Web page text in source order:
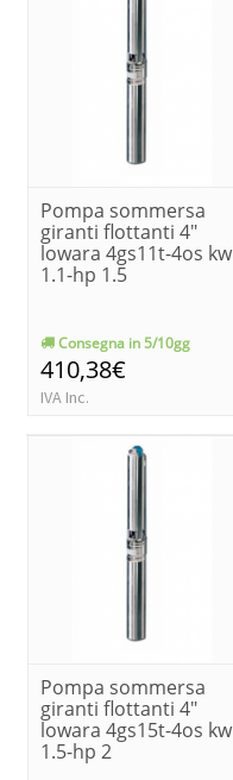
Pompa sommersa
giranti flottanti 4"
lowara 4gs11t-4os kw
1.1-hp 1.5
Consegna in 5/10gg
410,38€
IVA Inc.
Pompa sommersa
giranti flottanti 4"
lowara 4gs15t-4os kw
1.5-hp 2